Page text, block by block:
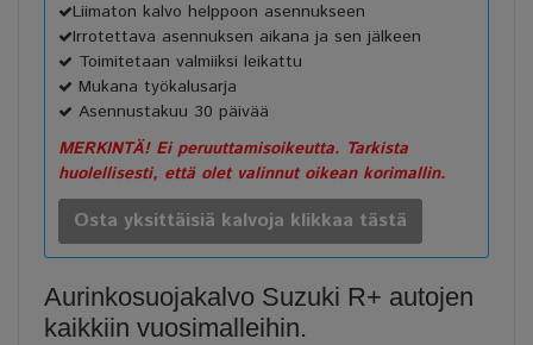
Liimaton kalvo helppoon asennukseen
Irrotettava asennuksen aikana ja sen jälkeen
Toimitetaan valmiiksi leikattu
Mukana työkalusarja
Asennustakuu 30 päivää
MERKINTÄ! Ei peruuttamisoikeutta. Tarkista
huolellisesti, että olet valinnut oikean korimallin.
Osta yksittäisiä kalvoja klikkaa tästä
Aurinkosuojakalvo Suzuki R+ autojen
kaikkiin vuosimalleihin.